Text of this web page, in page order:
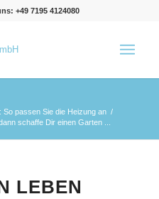
+49 7195 4124080
So passen Sie die Heizung an /
schaffe Dir einen Garten ...
LEBEN